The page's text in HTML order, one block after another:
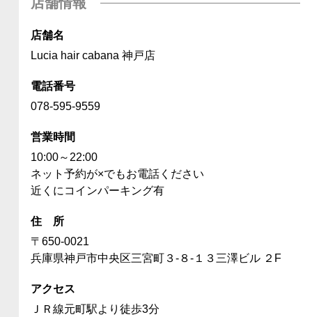
店舗名
Lucia hair cabana 神戸店
電話番号
078-595-9559
営業時間
10:00～22:00
ネット予約が×でもお電話ください
近くにコインパーキング有
住 所
〒650-0021
兵庫県神戸市中央区三宮町３-８-１３三澤ビル ２F
アクセス
ＪＲ線元町駅より徒歩3分